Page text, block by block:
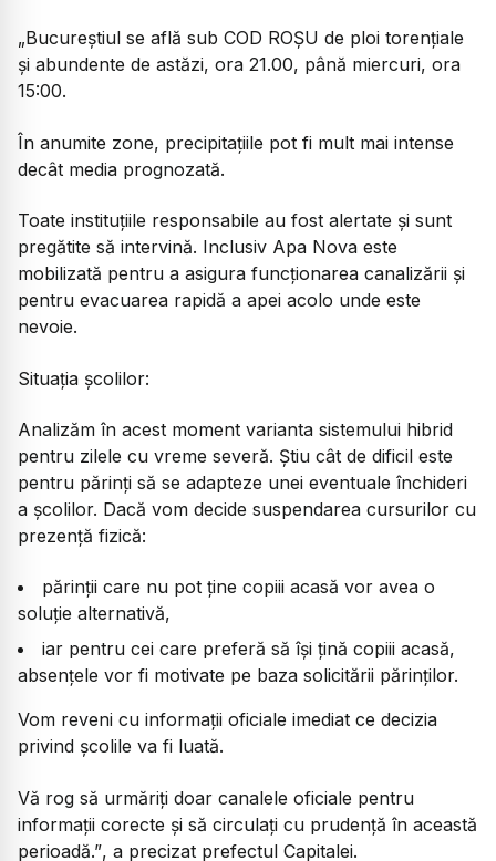
„Bucureștiul se află sub COD ROȘU de ploi torențiale
și abundente de astăzi, ora 21.00, până miercuri, ora
15:00.
În anumite zone, precipitațiile pot fi mult mai intense
decât media prognozată.
Toate instituțiile responsabile au fost alertate și sunt
pregătite să intervină. Inclusiv Apa Nova este
mobilizată pentru a asigura funcționarea canalizării și
pentru evacuarea rapidă a apei acolo unde este
nevoie.
Situația școlilor:
Analizăm în acest moment varianta sistemului hibrid
pentru zilele cu vreme severă. Știu cât de dificil este
pentru părinți să se adapteze unei eventuale închideri
a școlilor. Dacă vom decide suspendarea cursurilor cu
prezență fizică:
părinții care nu pot ține copiii acasă vor avea o
soluție alternativă,
⁠iar pentru cei care preferă să își țină copiii acasă,
absențele vor fi motivate pe baza solicitării părinților.
Vom reveni cu informații oficiale imediat ce decizia
privind școlile va fi luată.
Vă rog să urmăriți doar canalele oficiale pentru
informații corecte și să circulați cu prudență în această
perioadă.”, a precizat prefectul Capitalei.